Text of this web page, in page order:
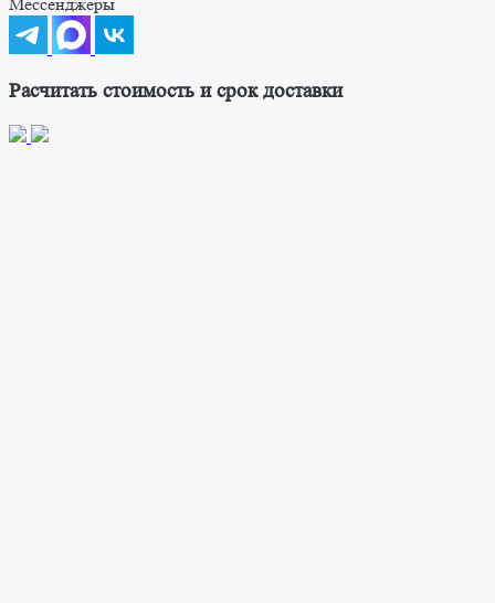
Расчитать стоимость и срок доставки